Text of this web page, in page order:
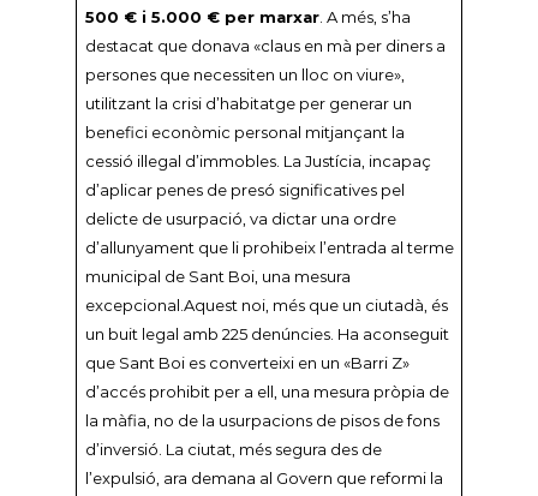
500 € i 5.000 € per marxar. A més, s’ha
destacat que donava «claus en mà per diners a
persones que necessiten un lloc on viure»,
utilitzant la crisi d’habitatge per generar un
benefici econòmic personal mitjançant la
cessió il·legal d’immobles. La Justícia, incapaç
d’aplicar penes de presó significatives pel
delicte de usurpació, va dictar una ordre
d’allunyament que li prohibeix l’entrada al terme
municipal de Sant Boi, una mesura
excepcional.Aquest noi, més que un ciutadà, és
un buit legal amb 225 denúncies. Ha aconseguit
que Sant Boi es converteixi en un «Barri Z»
d’accés prohibit per a ell, una mesura pròpia de
la màfia, no de la usurpacions de pisos de fons
d’inversió. La ciutat, més segura des de
l’expulsió, ara demana al Govern que reformi la